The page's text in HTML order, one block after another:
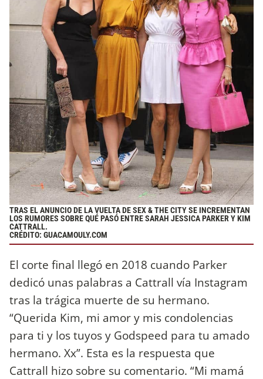
TRAS EL ANUNCIO DE LA VUELTA DE SEX & THE CITY SE INCREMENTAN
LOS RUMORES SOBRE QUÉ PASÓ ENTRE SARAH JESSICA PARKER Y KIM
CATTRALL.
CRÉDITO: GUACAMOULY.COM
El corte final llegó en 2018 cuando Parker
dedicó unas palabras a Cattrall vía Instagram
tras la trágica muerte de su hermano.
“Querida Kim, mi amor y mis condolencias
para ti y los tuyos y Godspeed para tu amado
hermano. Xx”. Esta es la respuesta que
Cattrall hizo sobre su comentario. “Mi mamá